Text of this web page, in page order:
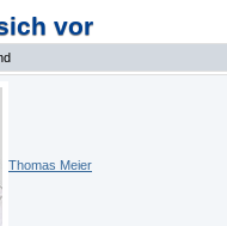
vor
Thomas Meier